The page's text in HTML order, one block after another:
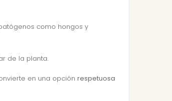
como hongos y
de la planta.
en una opción respetuosa